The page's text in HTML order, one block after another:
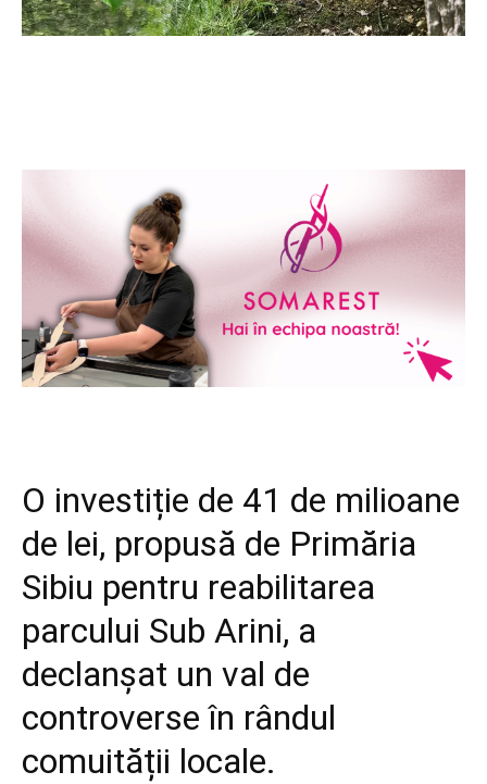
O investiție de 41 de milioane
de lei, propusă de Primăria
Sibiu pentru reabilitarea
parcului Sub Arini, a
declanșat un val de
controverse în rândul
comuității locale.